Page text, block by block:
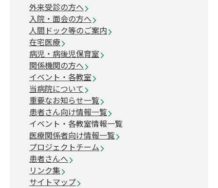
外来受診の方へ
入院・面会の方へ
人間ドック等のご案内
在宅医療
病児・病後児保育室
関係機関の方へ
イベント・各教室
当病院について
重要なお知らせ一覧
患者さん向け情報一覧
イベント・各教室情報一覧
医療関係者向け情報一覧
プロジェクトチーム
患者さんへ
リンク集
サイトマップ